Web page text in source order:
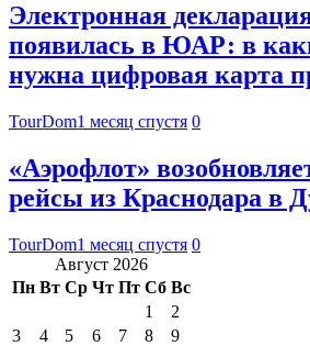
Электронная
появилась в ЮАР: в
нужна цифровая карта
TourDom1 месяц спустя 0
«Аэрофлот»
рейсы из Краснодара в
TourDom1 месяц спустя 0
Август 2026
Пн Вт Ср Чт Пт Сб Вс
1
2
3
4 5 6 7 8
9